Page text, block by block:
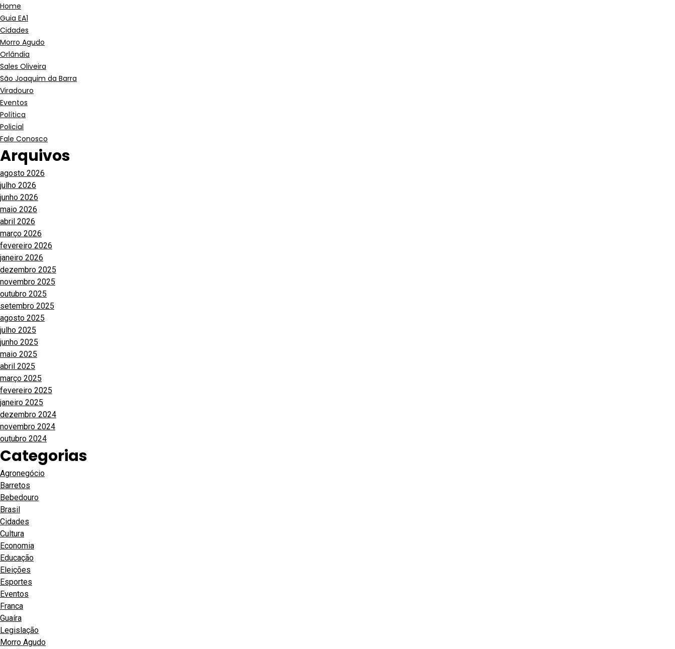
Home
Guia EA1
Cidades
Morro Agudo
Orlândia
Sales Oliveira
São Joaquim da Barra
Viradouro
Eventos
Política
Policial
Fale Conosco
Arquivos
agosto 2026
julho 2026
junho 2026
maio 2026
abril 2026
março 2026
fevereiro 2026
janeiro 2026
dezembro 2025
novembro 2025
outubro 2025
setembro 2025
agosto 2025
julho 2025
junho 2025
maio 2025
abril 2025
março 2025
fevereiro 2025
janeiro 2025
dezembro 2024
novembro 2024
outubro 2024
Categorias
Agronegócio
Barretos
Bebedouro
Brasil
Cidades
Cultura
Economia
Educação
Eleições
Esportes
Eventos
Franca
Guaíra
Legislação
Morro Agudo